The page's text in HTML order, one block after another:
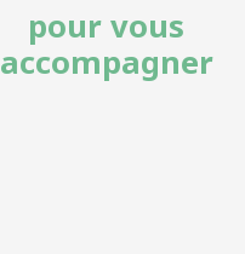
pour vous
accompagner